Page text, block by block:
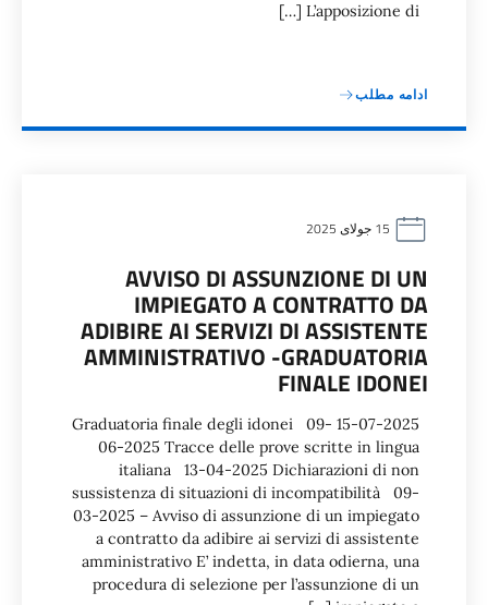
L’apposizione di […]
ادامه مطلب
AVVISO DI ASSUNZIONE DI UN
IMPIEGATO A CONTRATTO DA
ADIBIRE AI SERVIZI DI ASSISTENTE
AMMINISTRATIVO -GRADUATORIA
FINALE IDONEI
15-07-2025 Graduatoria finale degli idonei 09-
06-2025 Tracce delle prove scritte in lingua
italiana 13-04-2025 Dichiarazioni di non
sussistenza di situazioni di incompatibilità 09-
03-2025 – Avviso di assunzione di un impiegato
a contratto da adibire ai servizi di assistente
amministrativo E’ indetta, in data odierna, una
procedura di selezione per l’assunzione di un